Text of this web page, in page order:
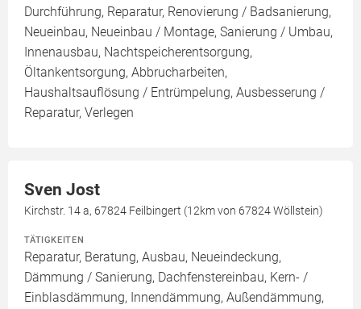
Durchführung, Reparatur, Renovierung / Badsanierung,
Neueinbau, Neueinbau / Montage, Sanierung / Umbau,
Innenausbau, Nachtspeicherentsorgung,
Öltankentsorgung, Abbrucharbeiten,
Haushaltsauflösung / Entrümpelung, Ausbesserung /
Reparatur, Verlegen
Sven Jost
Kirchstr. 14 a, 67824 Feilbingert (12km von 67824 Wöllstein)
TÄTIGKEITEN
Reparatur, Beratung, Ausbau, Neueindeckung,
Dämmung / Sanierung, Dachfenstereinbau, Kern- /
Einblasdämmung, Innendämmung, Außendämmung,